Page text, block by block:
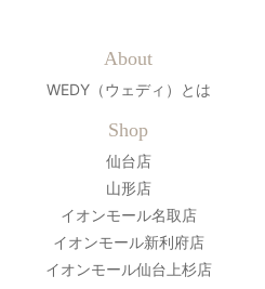
About
WEDY（ウェディ）とは
Shop
仙台店
山形店
イオンモール名取店
イオンモール新利府店
イオンモール仙台上杉店